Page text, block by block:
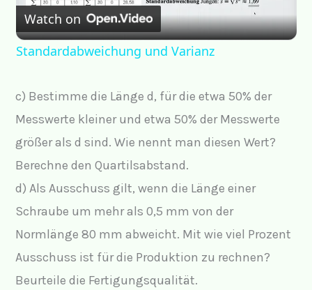
y
V
i
d
e
Watch on
Standardabweichung und Varianz
c) Bestimme die Länge d, für die etwa 50% der
Messwerte kleiner und etwa 50% der Messwerte
größer als d sind. Wie nennt man diesen Wert?
Berechne den Quartilsabstand.
d) Als Ausschuss gilt, wenn die Länge einer
Schraube um mehr als 0,5 mm von der
Normlänge 80 mm abweicht. Mit wie viel Prozent
Ausschuss ist für die Produktion zu rechnen?
Beurteile die Fertigungsqualität.